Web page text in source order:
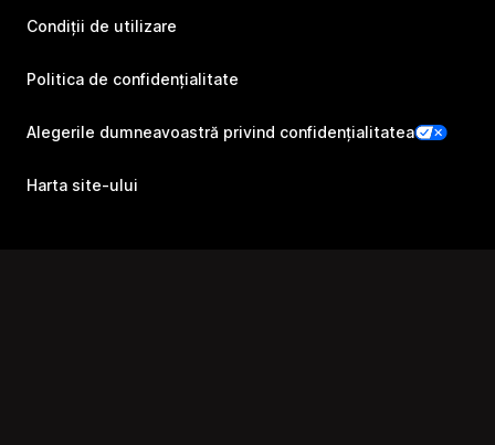
Condiții de utilizare
Politica de confidențialitate
Alegerile dumneavoastră privind confidențialitatea
Harta site-ului